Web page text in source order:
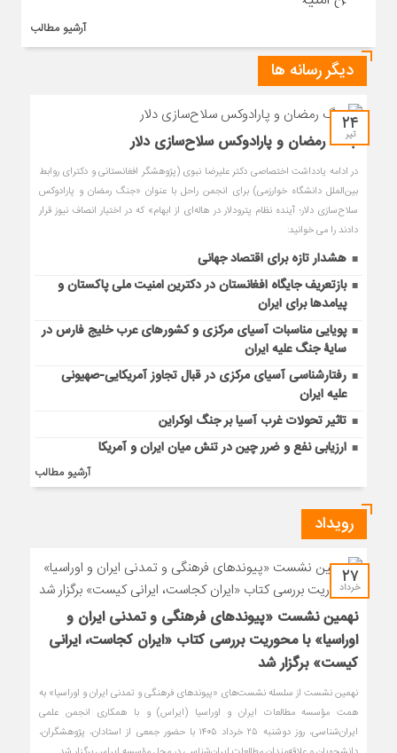
آرشیو مطالب
دیگر رسانه ها
۲۴
تیر
جنگ رمضان و پارادوکس سلاح‌سازی دلار
در ادامه یادداشت اختصاصی دکتر علیرضا نبوی (پژوهشگر افغانستانی و دکترای روابط
بین‌الملل دانشگاه خوارزمی) برای انجمن راحل با عنوان «جنگ رمضان و پارادوکس
سلاح‌سازی دلار؛ آینده نظام پترودلار در هاله‌ای از ابهام» که در اختیار انصاف نیوز قرار
دادند را می خوانید:
هشدار تازه برای اقتصاد جهانی
بازتعریف جایگاه افغانستان در دکترین امنیت ملی پاکستان و
پیامدها برای ایران
پویایی مناسبات آسیای مرکزی و کشورهای عرب خلیج فارس در
سایۀ جنگ علیه ایران
رفتارشناسی آسیای مرکزی در قبال تجاوز آمریکایی-صهیونی
علیه ایران
تاثیر تحولات غرب آسیا بر جنگ اوکراین
ارزیابی نفع و ضرر چین در تنش میان ایران و آمریکا
آرشیو مطالب
رویداد
۲۷
خرداد
نهمین نشست «پیوندهای فرهنگی و تمدنی ایران و
اوراسیا» با محوریت بررسی کتاب «ایران کجاست، ایرانی
کیست» برگزار شد
نهمین نشست از سلسله نشست‌های «پیوندهای فرهنگی و تمدنی ایران و اوراسیا» به
همت مؤسسه مطالعات ایران و اوراسیا (ایراس) و با همکاری انجمن علمی
ایران‌شناسی، روز دوشنبه ۲۵ خرداد ۱۴۰۵ با حضور جمعی از استادان، پژوهشگران،